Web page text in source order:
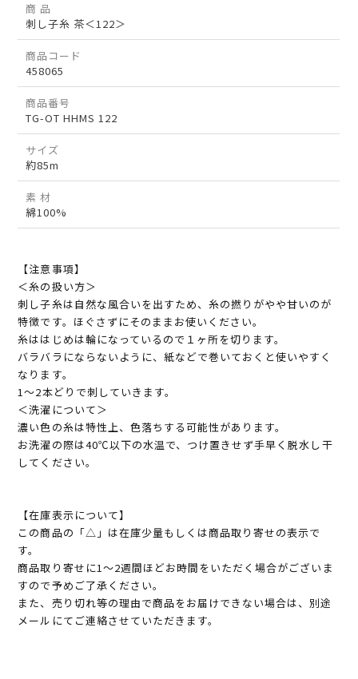
商 品
刺し子糸 茶＜122＞
商品コード
458065
商品番号
TG-OT HHMS 122
サイズ
約85m
素 材
綿100%
【注意事項】
＜糸の扱い方＞
刺し子糸は自然な風合いを出すため、糸の撚りがやや甘いのが
特徴です。ほぐさずにそのままお使いください。
糸ははじめは輪になっているので１ヶ所を切ります。
バラバラにならないように、紙などで巻いておくと使いやすく
なります。
1～2本どりで刺していきます。
＜洗濯について＞
濃い色の糸は特性上、色落ちする可能性があります。
お洗濯の際は40℃以下の水温で、つけ置きせず手早く脱水し干
してください。
【在庫表示について】
この商品の「△」は在庫少量もしくは商品取り寄せの表示で
す。
商品取り寄せに1～2週間ほどお時間をいただく場合がございま
すので予めご了承ください。
また、売り切れ等の理由で商品をお届けできない場合は、別途
メールにてご連絡させていただきます。